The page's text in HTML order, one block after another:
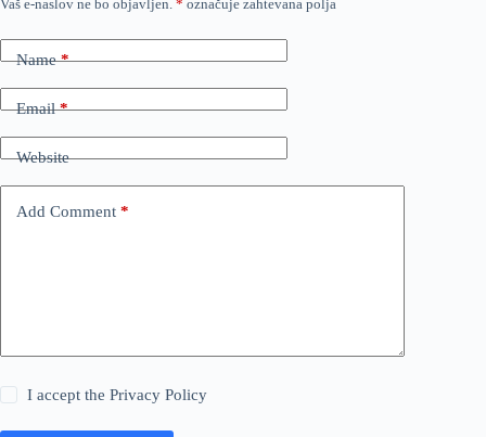
Vaš e-naslov ne bo objavljen. * označuje zahtevana polja
Name*
Email*
Website
Add Comment *
I accept thePrivacy Policy